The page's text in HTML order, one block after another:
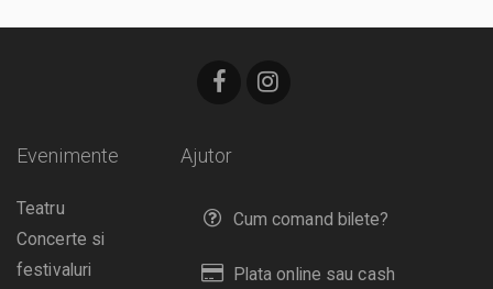
Ajutor
Cum comand bilete?
Plata online sau cash
Evenimente
Teatru
Concerte si
festivaluri